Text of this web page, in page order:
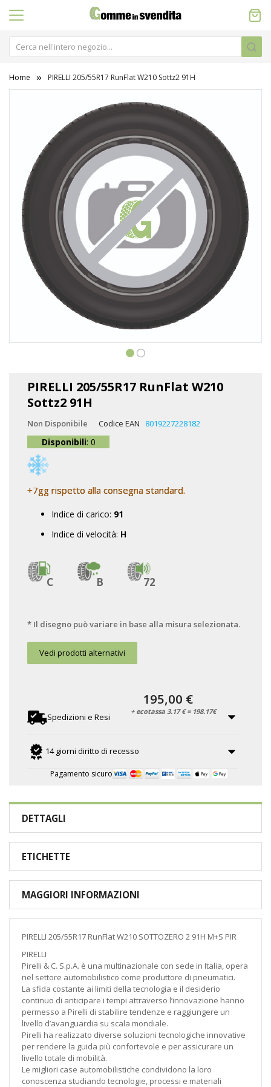
Home PIRELLI 205/55R17 RunFlat W210 Sottz2 91H
PIRELLI 205/55R17 RunFlat W210
Sottz2 91H
Non Disponibile Codice EAN 8019227228182
Disponibili: 0
+7gg rispetto alla consegna standard.
Indice di carico: 91
Indice di velocità: H
C B 72
* Il disegno può variare in base alla misura selezionata.
Vedi prodotti alternativi
Spedizioni e Resi
14 giorni diritto di recesso
Pagamento sicuro
195,00 €
+ ecotassa 3.17 € = 198.17€
immagini
galleria
immagini
DETTAGLI
ETICHETTE
MAGGIORI INFORMAZIONI
PIRELLI 205/55R17 RunFlat W210 SOTTOZERO 2 91H M+S PIR
PIRELLI
Pirelli & C. S.p.A. è una multinazionale con sede in Italia, opera
nel settore automobilistico come produttore di pneumatici.
La sfida costante ai limiti della tecnologia e il desiderio
continuo di anticipare i tempi attraverso l’innovazione hanno
permesso a Pirelli di stabilire tendenze e raggiungere un
livello d’avanguardia su scala mondiale.
Pirelli ha realizzato diverse soluzioni tecnologiche innovative
per rendere la guida più confortevole e per assicurare un
livello totale di mobilità.
Le migliori case automobilistiche condividono la loro
conoscenza studiando tecnologie, processi e materiali